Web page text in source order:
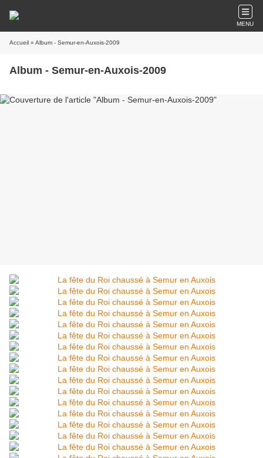
MENU
Accueil » Album - Semur-en-Auxois-2009
Album - Semur-en-Auxois-2009